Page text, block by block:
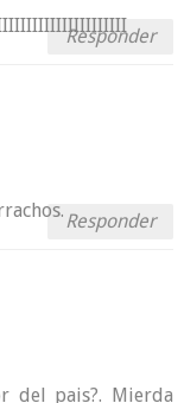
Responder
Responder
del pais?. Mierda